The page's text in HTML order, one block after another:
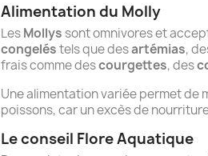
Alimentation du Molly
LesMollys sont omnivores et
congeléstels que desartémias,
frais comme descourgettes, des
Une alimentation variée permet de
poissons, car un excès de
Le conseil Flore Aquatique